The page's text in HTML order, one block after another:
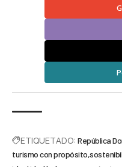
ETIQUETADO: República
turismo con propósito